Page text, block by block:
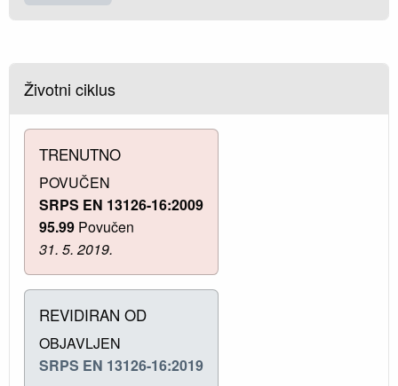
Životni ciklus
TRENUTNO
POVUČEN
SRPS EN 13126-16:2009
95.99 Povučen
31. 5. 2019.
REVIDIRAN OD
OBJAVLJEN
SRPS EN 13126-16:2019